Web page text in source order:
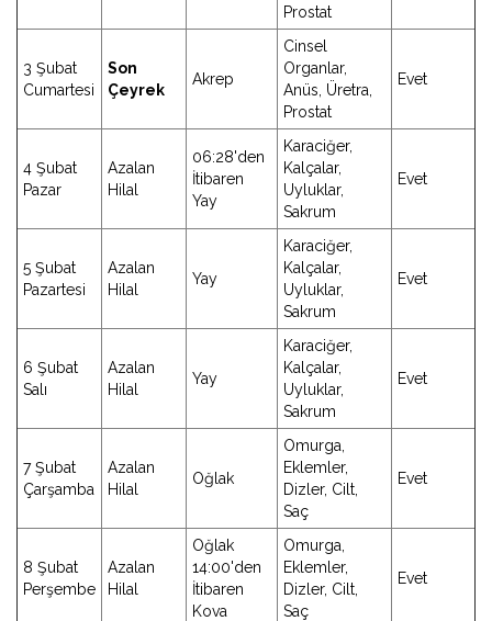
Prostat
3 Şubat
Cumartesi
Son
Çeyrek
Akrep
Cinsel
Organlar,
Anüs, Üretra,
Prostat
Evet
4 Şubat
Pazar
Azalan
Hilal
06:28'den
İtibaren
Yay
Karaciğer,
Kalçalar,
Uyluklar,
Sakrum
Evet
5 Şubat
Pazartesi
Azalan
Hilal
Yay
Karaciğer,
Kalçalar,
Uyluklar,
Sakrum
Evet
6 Şubat
Salı
Azalan
Hilal
Yay
Karaciğer,
Kalçalar,
Uyluklar,
Sakrum
Evet
7 Şubat
Çarşamba
Azalan
Hilal
Oğlak
Omurga,
Eklemler,
Dizler, Cilt,
Saç
Evet
8 Şubat
Perşembe
Azalan
Hilal
Oğlak
14:00'den
İtibaren
Kova
Omurga,
Eklemler,
Dizler, Cilt,
Saç
Evet